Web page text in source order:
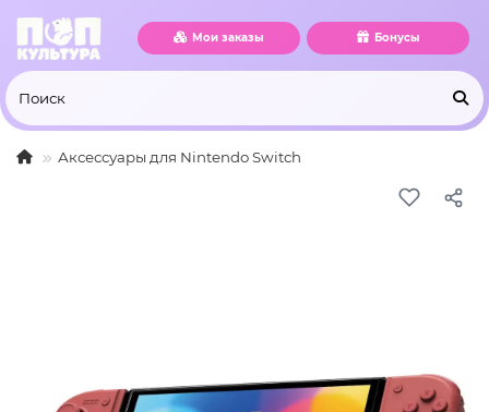
Мои заказы Бонусы
Аксессуары для Nintendo Switch